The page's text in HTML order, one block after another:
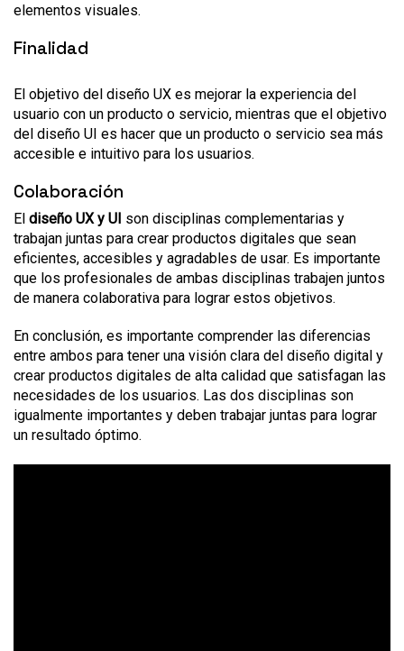
elementos visuales.
Finalidad
El objetivo del diseño UX es mejorar la experiencia del
usuario con un producto o servicio, mientras que el objetivo
del diseño UI es hacer que un producto o servicio sea más
accesible e intuitivo para los usuarios.
Colaboración
El diseño UX y UI son disciplinas complementarias y
trabajan juntas para crear productos digitales que sean
eficientes, accesibles y agradables de usar. Es importante
que los profesionales de ambas disciplinas trabajen juntos
de manera colaborativa para lograr estos objetivos.
En conclusión, es importante comprender las diferencias
entre ambos para tener una visión clara del diseño digital y
crear productos digitales de alta calidad que satisfagan las
necesidades de los usuarios. Las dos disciplinas son
igualmente importantes y deben trabajar juntas para lograr
un resultado óptimo.